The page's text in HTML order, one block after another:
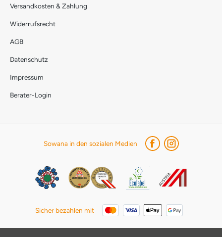
Versandkosten & Zahlung
Widerrufsrecht
AGB
Datenschutz
Impressum
Berater-Login
Sowana in den sozialen Medien
Sicher bezahlen mit